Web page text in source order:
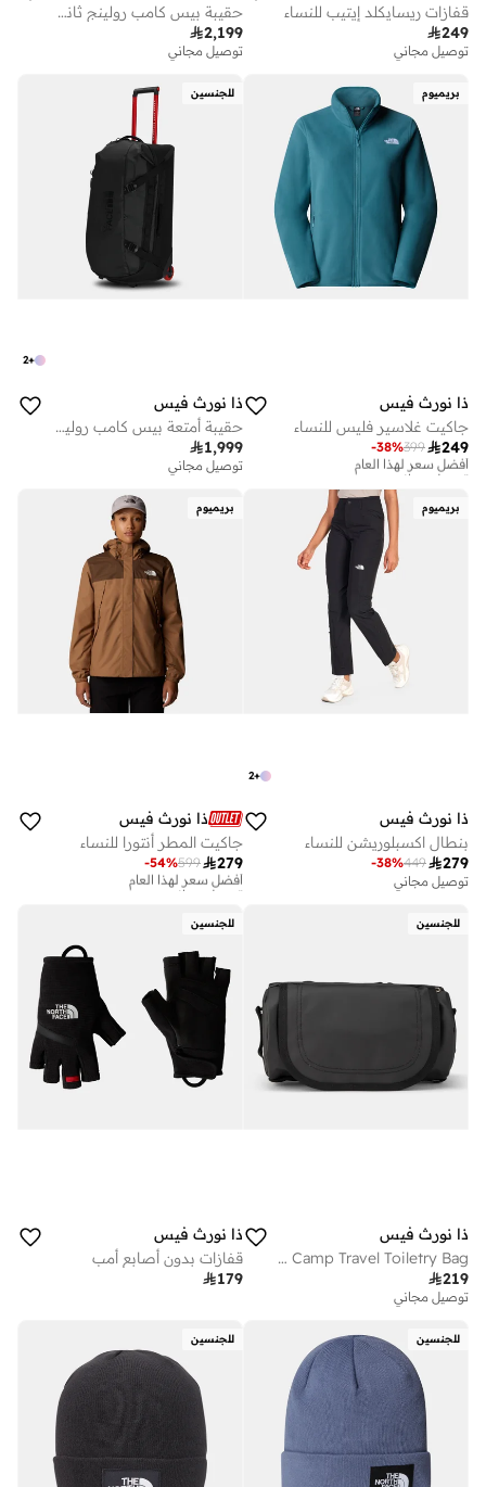
قفازات ريسايكلد إيتيب للنساء
249
توصيل مجاني
حقيبة بيس كامب رولينج ثاندر ترولي
2,199
توصيل مجاني
بريميوم
ذا نورث فيس
جاكيت غلاسير فليس للنساء
249
399
-38%
أفضل سعر لهذا العام
توصيل مجاني
توصيل مجاني
للجنسين
+
2
ذا نورث فيس
حقيبة أمتعة بيس كامب رولينج ثاندر
1,999
توصيل مجاني
بريميوم
+
2
ذا نورث فيس
بنطال اكسبلوريشن للنساء
279
449
-38%
توصيل مجاني
بريميوم
ذا نورث فيس
جاكيت المطر أنتورا للنساء
279
599
-54%
أفضل سعر لهذا العام
توصيل مجاني
للجنسين
ذا نورث فيس
Base Camp Travel Toiletry Bag
219
توصيل مجاني
للجنسين
ذا نورث فيس
قفازات بدون أصابع أمب
179
للجنسين للجنسين